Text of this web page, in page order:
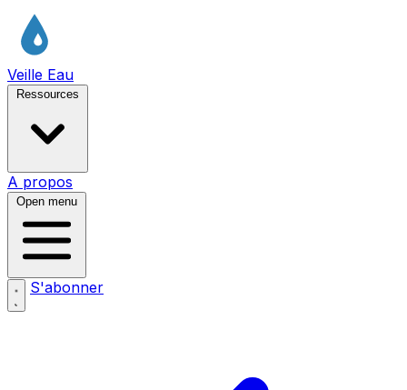
Veille Eau
Ressources
A propos
Open menu
S'abonner